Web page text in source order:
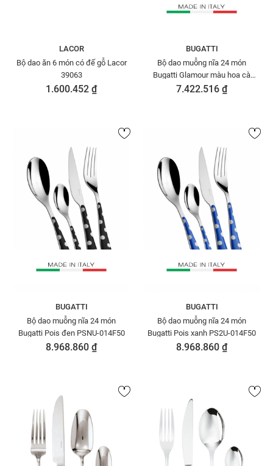
LACOR
Bộ dao ăn 6 món có đế gỗ Lacor
39063
1.600.452 ₫
BUGATTI
Bộ dao muỗng nĩa 24 món
Bugatti Glamour màu hoa cà
GLLU-021G50
7.422.516 ₫
BUGATTI
Bộ dao muỗng nĩa 24 món
Bugatti Pois đen PSNU-014F50
8.968.860 ₫
BUGATTI
Bộ dao muỗng nĩa 24 món
Bugatti Pois xanh PS2U-014F50
8.968.860 ₫